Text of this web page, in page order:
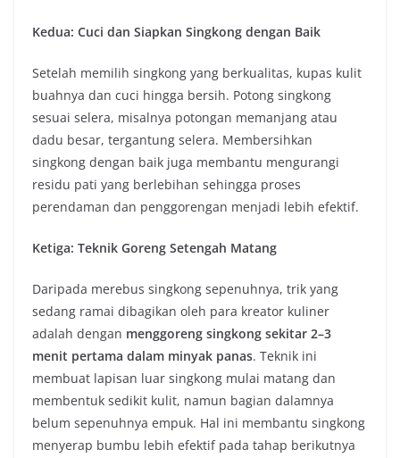
Kedua: Cuci dan Siapkan Singkong dengan Baik
Setelah memilih singkong yang berkualitas, kupas kulit
buahnya dan cuci hingga bersih. Potong singkong
sesuai selera, misalnya potongan memanjang atau
dadu besar, tergantung selera. Membersihkan
singkong dengan baik juga membantu mengurangi
residu pati yang berlebihan sehingga proses
perendaman dan penggorengan menjadi lebih efektif.
Ketiga: Teknik Goreng Setengah Matang
Daripada merebus singkong sepenuhnya, trik yang
sedang ramai dibagikan oleh para kreator kuliner
adalah dengan menggoreng singkong sekitar 2–3
menit pertama dalam minyak panas. Teknik ini
membuat lapisan luar singkong mulai matang dan
membentuk sedikit kulit, namun bagian dalamnya
belum sepenuhnya empuk. Hal ini membantu singkong
menyerap bumbu lebih efektif pada tahap berikutnya